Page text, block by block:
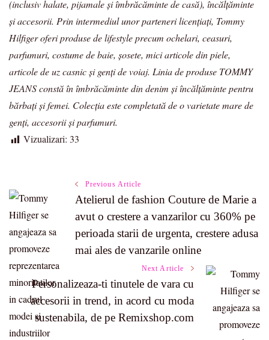
(inclusiv halate, pijamale și îmbrăcăminte de casă), încălțăminte
și accesorii. Prin intermediul unor parteneri licențiați, Tommy
Hilfiger oferi produse de lifestyle precum ochelari, ceasuri,
parfumuri, costume de baie, șosete, mici articole din piele,
articole de uz casnic și genți de voiaj. Linia de produse TOMMY
JEANS constă în îmbrăcăminte din denim și încălțăminte pentru
bărbați și femei. Colecția este completată de o varietate mare de
genți, accesorii și parfumuri.
Vizualizari: 33
Post
Navigation
Previous Article
Atelierul de fashion Couture de Marie a
avut o crestere a vanzarilor cu 360% pe
perioada starii de urgenta, crestere adusa
mai ales de vanzarile online
Next Article
Personalizeaza-ti tinutele de vara cu
accesorii in trend, in acord cu moda
sustenabila, de pe Remixshop.com